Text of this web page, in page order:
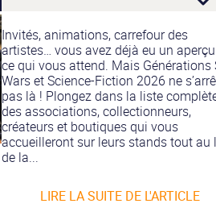
Invités, animations, carrefour des
artistes… vous avez déjà eu un
ce qui vous attend. Mais Générations
Wars et Science-Fiction 2026 ne
pas là ! Plongez dans la liste
des associations, collectionneurs,
créateurs et boutiques qui vous
accueilleront sur leurs stands tout au
de la...
LIRE LA SUITE DE L'ARTICLE